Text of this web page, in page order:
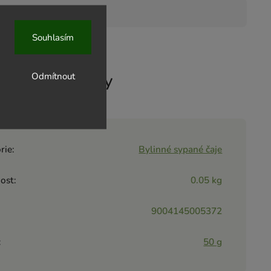
Odmítnout
Souhlasím
parametry
: Bylinné sypané čaje
: 0.05 kg
9004145005372
50 g